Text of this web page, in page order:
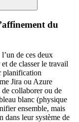
du
de ces deux
de classer le travail
planification
Jira ou Azure
collaborer ou de
blanc (physique
ensemble, mais
dans leur système de